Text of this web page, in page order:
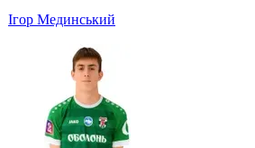
Ігор Мединський